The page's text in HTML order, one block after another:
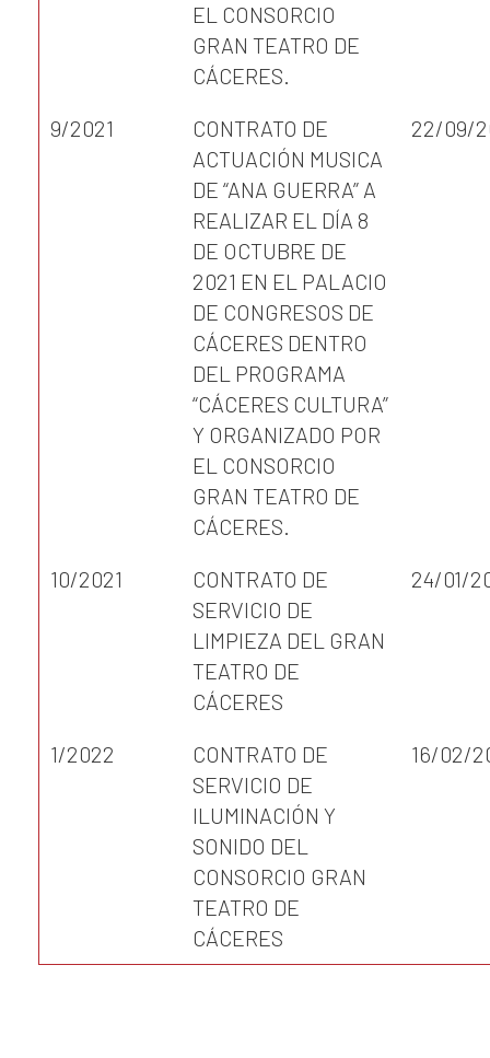
EL CONSORCIO
GRAN TEATRO DE
CÁCERES.
9/2021
CONTRATO DE
ACTUACIÓN MUSICA
DE “ANA GUERRA” A
REALIZAR EL DÍA 8
DE OCTUBRE DE
2021 EN EL PALACIO
DE CONGRESOS DE
CÁCERES DENTRO
DEL PROGRAMA
“CÁCERES CULTURA”
Y ORGANIZADO POR
EL CONSORCIO
GRAN TEATRO DE
CÁCERES.
22/09/
10/2021
CONTRATO DE
SERVICIO DE
LIMPIEZA DEL GRAN
TEATRO DE
CÁCERES
24/01/
1/2022
CONTRATO DE
SERVICIO DE
ILUMINACIÓN Y
SONIDO DEL
CONSORCIO GRAN
TEATRO DE
CÁCERES
16/02/